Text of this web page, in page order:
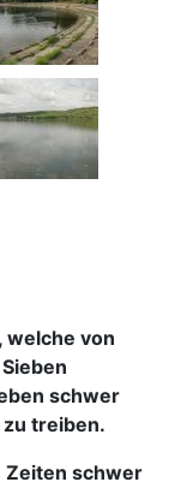
welche von
schwer
treiben.
Zeiten schwer